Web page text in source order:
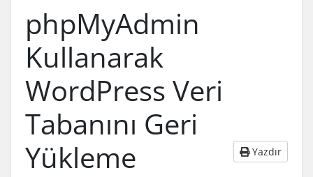
phpMyAdmin
Kullanarak
WordPress Veri
Tabanını Geri
Yükleme
Yazdır